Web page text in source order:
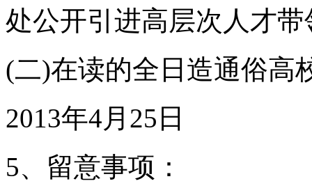
处公开引进高层次人才
(二)在读的全日造通俗高
2013年4月25日
5、留意事项：